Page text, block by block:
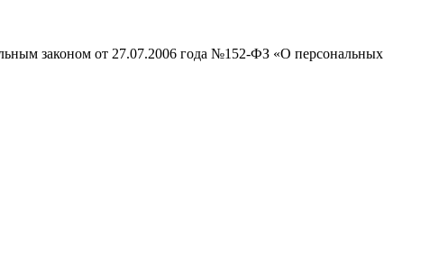
законом от 27.07.2006 года №152-ФЗ «О персональных